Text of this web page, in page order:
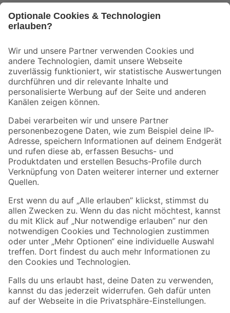
Der toom Newsletter: Keine Angebote und Aktionen mehr verpassen!
Zur Newsletter Anmeldung
Folge uns
Zahlungsarten Versandarten
Sicher einkaufen
Jetzt die toom-App herunterladen
Alle Preisangaben in EUR inkl. gesetzl. MwSt.. Die dargestellten Angebote sind unter
Umständen nicht in allen Märkten verfügbar. Die angegebenen Verfügbarkeiten beziehen